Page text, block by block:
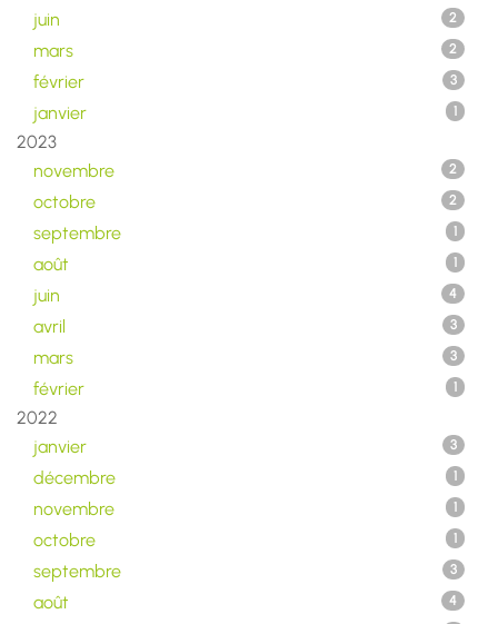
juin 2
mars 2
février 3
janvier 1
2023
novembre
2
octobre 2
septembre 1
août 1
juin 4
avril 3
mars 3
février 1
2022
janvier
3
décembre 1
novembre 1
octobre 1
septembre 3
août 4